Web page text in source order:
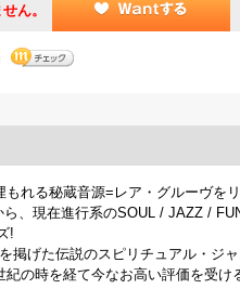
ん。
れる秘蔵音源=レア・グルーヴを
、現在進行系のSOUL / JAZZ /
!
掲げた伝説のスピリチュアル・ジ
の時を経て今なお高い評価を受け